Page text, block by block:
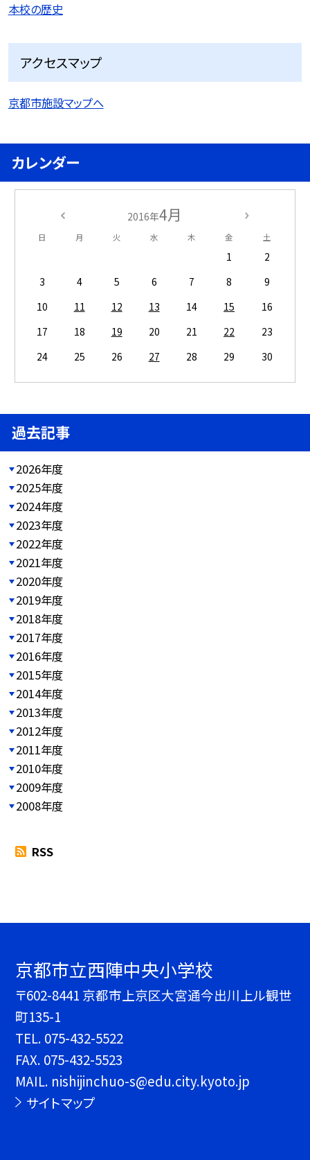
本校の歴史
アクセスマップ
京都市施設マップへ
カレンダー
2016年4月
日 月 火 水 木 金 土
1
2
3
4 5 6 7 8
9
10
11 12 13 14 15
16
17
18 19 20 21 22
23
24
25 26 27 28 29 30
過去記事
2026年度
2025年度
2024年度
2023年度
2022年度
2021年度
2020年度
2019年度
2018年度
2017年度
2016年度
2015年度
2014年度
2013年度
2012年度
2011年度
2010年度
2009年度
2008年度
RSS
京都市立西陣中央小学校
〒602-8441 京都市上京区大宮通今出川上ル観世
町135-1
TEL. 075-432-5522
FAX. 075-432-5523
MAIL. nishijinchuo-s@edu.city.kyoto.jp
サイトマップ